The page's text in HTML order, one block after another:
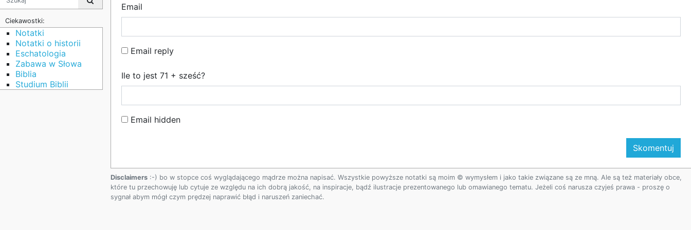
Ciekawostki:
Notatki
Notatki o historii
Eschatologia
Zabawa w Słowa
Biblia
Studium Biblii
Email
Email reply
Ile to jest 71 + sześć?
Email hidden
Disclaimers :-) bo w stopce coś wyglądającego mądrze można napisać. Wszystkie powyższe notatki są moim © wymysłem i jako takie związane są ze mną. Ale są też materiały obce,
które tu przechowuję lub cytuje ze względu na ich dobrą jakość, na inspiracje, bądź ilustracje prezentowanego lub omawianego tematu. Jeżeli coś narusza czyjeś prawa - proszę o
sygnał abym mógł czym prędzej naprawić błąd i naruszeń zaniechać.